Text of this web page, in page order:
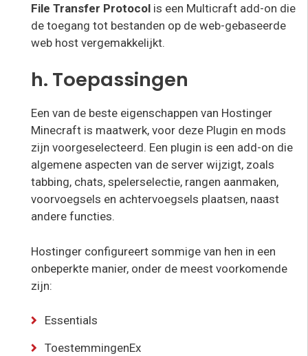
File Transfer Protocol is een Multicraft add-on die
de toegang tot bestanden op de web-gebaseerde
web host vergemakkelijkt.
h. Toepassingen
Een van de beste eigenschappen van Hostinger
Minecraft is maatwerk, voor deze Plugin en mods
zijn voorgeselecteerd. Een plugin is een add-on die
algemene aspecten van de server wijzigt, zoals
tabbing, chats, spelerselectie, rangen aanmaken,
voorvoegsels en achtervoegsels plaatsen, naast
andere functies.
Hostinger configureert sommige van hen in een
onbeperkte manier, onder de meest voorkomende
zijn:
Essentials
ToestemmingenEx